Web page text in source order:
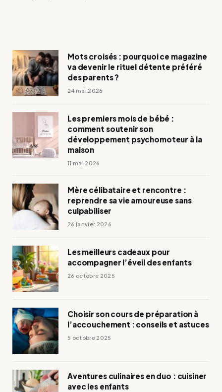
Mots croisés : pourquoi ce magazine
va devenir le rituel détente préféré
des parents ?
24 mai 2026
Les premiers mois de bébé :
comment soutenir son
développement psychomoteur à la
maison
11 mai 2026
Mère célibataire et rencontre :
reprendre sa vie amoureuse sans
culpabiliser
26 janvier 2026
Les meilleurs cadeaux pour
accompagner l’éveil des enfants
26 octobre 2025
Choisir son cours de préparation à
l’accouchement : conseils et astuces
5 octobre 2025
Aventures culinaires en duo : cuisiner
avec les enfants